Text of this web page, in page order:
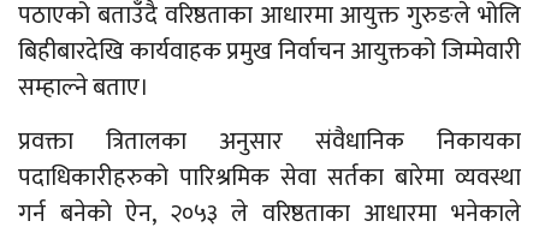
पठाएको बताउँदै वरिष्ठताका आधारमा आयुक्त गुरुङले भोलि
बिहीबारदेखि कार्यवाहक प्रमुख निर्वाचन आयुक्तको जिम्मेवारी
सम्हाल्ने बताए।
प्रवक्ता त्रितालका अनुसार संवैधानिक निकायका
पदाधिकारीहरुको पारिश्रमिक सेवा सर्तका बारेमा व्यवस्था
गर्न बनेको ऐन, २०५३ ले वरिष्ठताका आधारमा भनेकाले